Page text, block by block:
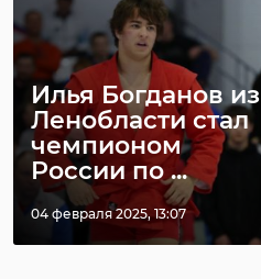
Илья Богданов из
Ленобласти стал
чемпионом
России по ...
04 февраля 2025, 13:07